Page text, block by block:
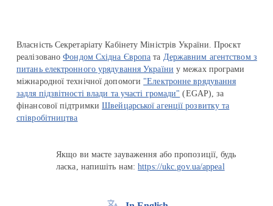
Власність Секретаріату Кабінету Міністрів України. Проєкт
реалізованоФондом Східна Європа та Державним агентством з
питань електронного урядування України у межах програми
міжнародної технічної допомоги "Електронне врядування
задля підзвітності влади та участі громади" (EGAP), за
фінансової підтримкиШвейцарської агенції розвитку та
співробітництва
Якщо ви маєте зауваження або пропозиції, будь
ласка, напишіть нам:https://ukc.gov.ua/appeal